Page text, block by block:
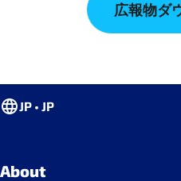
広報物ダ
JP • JP
About